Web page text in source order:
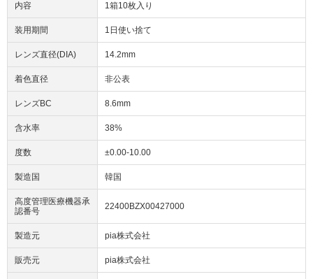
内容 1箱10枚入り
装用期間 1日使い捨て
レンズ直径(DIA) 14.2mm
着色直径 非公表
レンズBC 8.6mm
含水率 38%
度数 ±0.00-10.00
製造国 韓国
高度管理医療機器承
認番号
22400BZX00427000
製造元 pia株式会社
販売元 pia株式会社